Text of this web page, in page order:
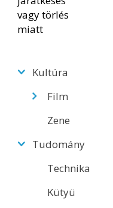
Kultúra
Film
Zene
Tudomány
Technika
Kütyü